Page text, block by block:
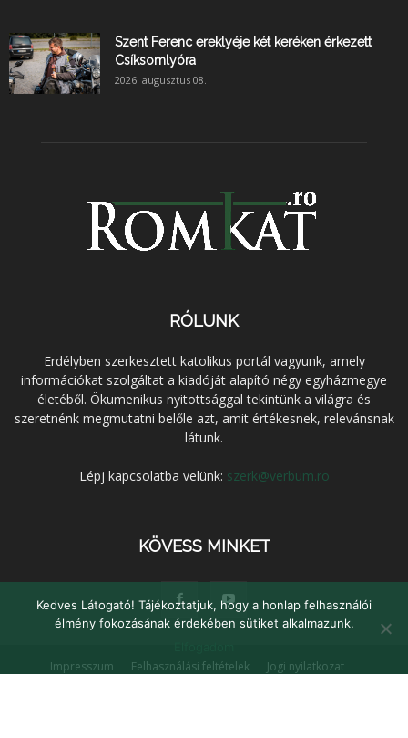
Szent Ferenc ereklyéje két keréken érkezett
Csíksomlyóra
2026. augusztus 08.
RÓLUNK
Erdélyben szerkesztett katolikus portál vagyunk, amely
információkat szolgáltat a kiadóját alapító négy egyházmegye
életéből. Ökumenikus nyitottsággal tekintünk a világra és
szeretnénk megmutatni belőle azt, amit értékesnek, relevánsnak
látunk.
Lépj kapcsolatba velünk: szerk@verbum.ro
KÖVESS MINKET
Impresszum Felhasználási feltételek
Jogi nyilatkozat
Kedves Látogató! Tájékoztatjuk, hogy a honlap felhasználói
élmény fokozásának érdekében sütiket alkalmazunk.